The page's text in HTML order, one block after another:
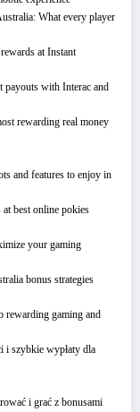
What every player
at Instant
payouts with Interac and
rewarding real money
and features to enjoy in
best online pokies
your gaming
bonus strategies
rewarding gaming and
i szybkie wypłaty dla
i grać z bonusami